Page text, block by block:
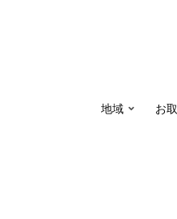
地域 お